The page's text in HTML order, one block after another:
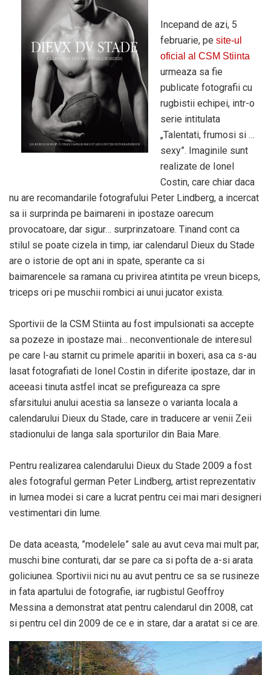
Incepand de azi, 5
februarie, pe site-ul
oficial al CSM Stiinta
urmeaza sa fie
publicate fotografii cu
rugbistii echipei, intr-o
serie intitulata
„Talentati, frumosi si …
sexy”. Imaginile sunt
realizate de Ionel
Costin, care chiar daca
nu are recomandarile fotografului Peter Lindberg, a incercat
sa ii surprinda pe baimareni in ipostaze oarecum
provocatoare, dar sigur… surprinzatoare. Tinand cont ca
stilul se poate cizela in timp, iar calendarul Dieux du Stade
are o istorie de opt ani in spate, sperante ca si
baimarencele sa ramana cu privirea atintita pe vreun biceps,
triceps ori pe muschii rombici ai unui jucator exista.
Sportivii de la CSM Stiinta au fost impulsionati sa accepte
sa pozeze in ipostaze mai… neconventionale de interesul
pe care l-au starnit cu primele aparitii in boxeri, asa ca s-au
lasat fotografiati de Ionel Costin in diferite ipostaze, dar in
aceeasi tinuta astfel incat se prefigureaza ca spre
sfarsitului anului acestia sa lanseze o varianta locala a
calendarului Dieux du Stade, care in traducere ar venii Zeii
stadionului de langa sala sporturilor din Baia Mare.
Pentru realizarea calendarului Dieux du Stade 2009 a fost
ales fotograful german Peter Lindberg, artist reprezentativ
in lumea modei si care a lucrat pentru cei mai mari designeri
vestimentari din lume.
De data aceasta, ”modelele” sale au avut ceva mai mult par,
muschi bine conturati, dar se pare ca si pofta de a-si arata
goliciunea. Sportivii nici nu au avut pentru ce sa se rusineze
in fata apartului de fotografie, iar rugbistul Geoffroy
Messina a demonstrat atat pentru calendarul din 2008, cat
si pentru cel din 2009 de ce e in stare, dar a aratat si ce are.